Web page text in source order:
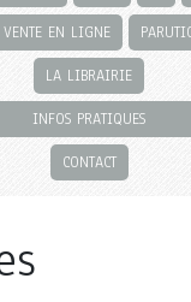
VENTE EN LIGNE
LA LIBRAIRIE
INFOS PRATIQUES
CONTACT